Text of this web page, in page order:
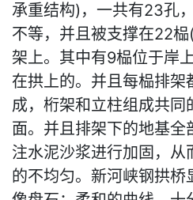
承重结构)，一共有23孔
不等，并且被支撑在22
架上。其中有9榀位于岸
在拱上的。并且每榀排架
成，桁架和立柱组成共同
面。并且排架下的地基全
注水泥沙浆进行加固，从
的不均匀。新河峡钢拱桥